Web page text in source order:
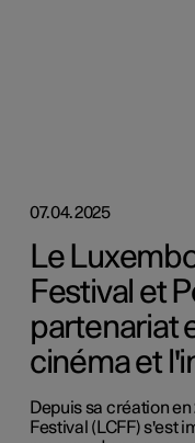
07.04.2025
Le
Festival et
partenariat
cinéma et
Depuis sa création
Festival (LCFF) s'est